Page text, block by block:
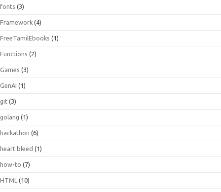
fonts (3)
Framework (4)
FreeTamilEbooks (1)
Functions (2)
Games (3)
GenAI (1)
git (3)
golang (1)
hackathon (6)
heart bleed (1)
how-to (7)
HTML (10)